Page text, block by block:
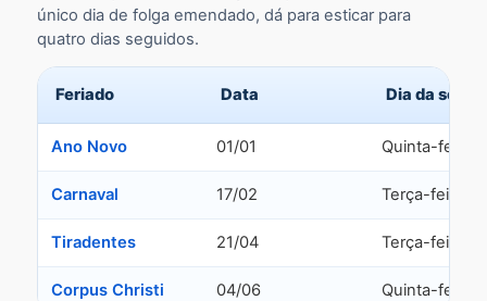
único dia de folga emendado, dá para esticar para
quatro dias seguidos.
Feriado Data Dia da
Ano Novo 01/01 Quinta-feira
Carnaval 17/02 Terça-feira
Tiradentes 21/04 Terça-feira
Corpus Christi 04/06 Quinta-feira